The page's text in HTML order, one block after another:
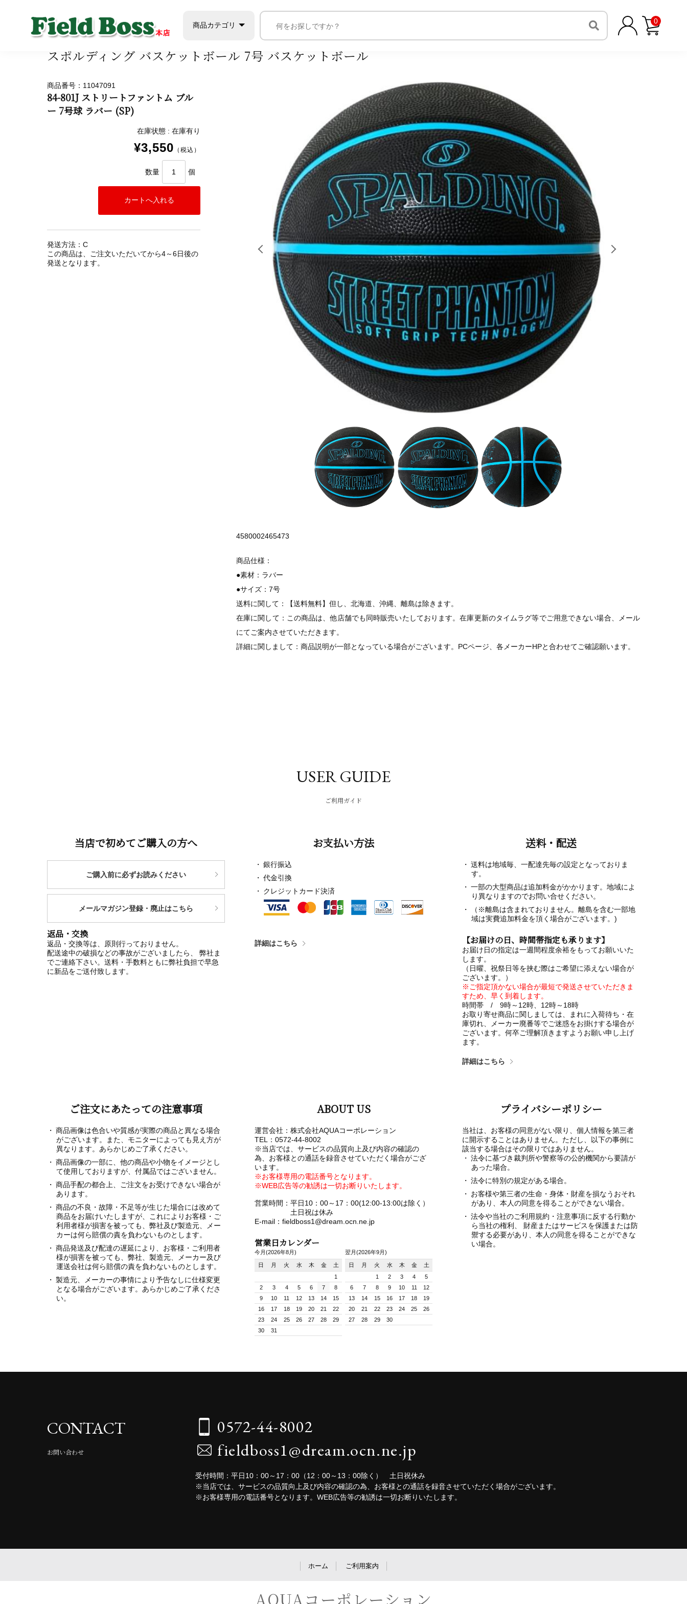
商品カテゴリ 0
バスケットボール ボール 7号 スポルディング バスケットボール 7号 バスケットボール
スポルディング バスケットボール 7号 バスケットボール
4580002465473
商品仕様：
●素材：ラバー
●サイズ：7号
送料に関して：【送料無料】但し、北海道、沖縄、離島は除きます。
在庫に関して：この商品は、他店舗でも同時販売いたしております。在庫更新のタイムラグ等でご用意できない場合、メール
にてご案内させていただきます。
詳細に関しまして：商品説明が一部となっている場合がございます。PCページ、各メーカーHPと合わせてご確認願います。
商品番号：11047091
84-801J ストリートファントム ブル
ー 7号球 ラバー (SP)
在庫状態 : 在庫有り
¥3,550 （税込）
数量 個
発送方法：C
この商品は、ご注文いただいてから4～6日後の
発送となります。
USER GUIDE
ご利用ガイド
当店で初めてご購入の方へ
ご購入前に必ずお読みください
メールマガジン登録・廃止はこちら
返品・交換
返品・交換等は、原則行っておりません。
配送途中の破損などの事故がございましたら、 弊社ま
でご連絡下さい。送料・手数料ともに弊社負担で早急
に新品をご送付致します。
お支払い方法
銀行振込
代金引換
クレジットカード決済
詳細はこちら
送料・配送
送料は地域毎、一配達先毎の設定となっておりま
す。
一部の大型商品は追加料金がかかります。地域によ
り異なりますのでお問い合せください。
（※離島は含まれておりません。離島を含む一部地
域は実費追加料金を頂く場合がございます。)
【お届けの日、時間帯指定も承ります】
お届け日の指定は一週間程度余裕をもってお願いいた
します。
（日曜、祝祭日等を挟む際はご希望に添えない場合が
ございます。）
※ご指定頂かない場合が最短で発送させていただきま
すため、早く到着します。
時間帯 / 9時～12時、12時～18時
お取り寄せ商品に関しましては、まれに入荷待ち・在
庫切れ、メーカー廃番等でご迷惑をお掛けする場合が
ございます。何卒ご理解頂きますようお願い申し上げ
ます。
詳細はこちら
ご注文にあたっての注意事項
商品画像は色合いや質感が実際の商品と異なる場合
がございます。また、モニターによっても見え方が
異なります。あらかじめご了承ください。
商品画像の一部に、他の商品や小物をイメージとし
て使用しておりますが、付属品ではございません。
商品手配の都合上、ご注文をお受けできない場合が
あります。
商品の不良・故障・不足等が生じた場合には改めて
商品をお届けいたしますが、これによりお客様・ご
利用者様が損害を被っても、弊社及び製造元、メー
カーは何ら賠償の責を負わないものとします。
商品発送及び配達の遅延により、お客様・ご利用者
様が損害を被っても、弊社、製造元、メーカー及び
運送会社は何ら賠償の責を負わないものとします。
製造元、メーカーの事情により予告なしに仕様変更
となる場合がございます。あらかじめご了承くださ
い。
ABOUT US
運営会社：株式会社AQUAコーポレーション
TEL：0572-44-8002
※当店では、サービスの品質向上及び内容の確認の
為、お客様との通話を録音させていただく場合がござ
います。
※お客様専用の電話番号となります。
※WEB広告等の勧誘は一切お断りいたします。
営業時間：平日10：00～17：00(12:00-13:00は除く）
土日祝は休み
E-mail：fieldboss1@dream.ocn.ne.jp
営業日カレンダー
今月(2026年8月)
日 月 火 水 木 金
土
1
2
3 4 5 6 7
8
9
10 11 12 13 14
15
16
17 18 19 20 21
22
23
24 25 26 27 28
29
30
31
翌月(2026年9月)
日 月 火 水 木 金
土
1
2 3 4
5
6
7 8 9 10 11
12
13
14 15 16 17 18
19
20
21 22 23 24 25
26
27
28 29 30
プライバシーポリシー
当社は、お客様の同意がない限り、個人情報を第三者
に開示することはありません。ただし、以下の事例に
該当する場合はその限りではありません。
法令に基づき裁判所や警察等の公的機関から要請が
あった場合。
法令に特別の規定がある場合。
お客様や第三者の生命・身体・財産を損なうおそれ
があり、本人の同意を得ることができない場合。
法令や当社のご利用規約・注意事項に反する行動か
ら当社の権利、 財産またはサービスを保護または防
禦する必要があり、本人の同意を得ることができな
い場合。
CONTACT
お問い合わせ
0572-44-8002
fieldboss1@dream.ocn.ne.jp
受付時間：平日10：00～17：00（12：00～13：00除く） 土日祝休み
※当店では、サービスの品質向上及び内容の確認の為、お客様との通話を録音させていただく場合がございます。
※お客様専用の電話番号となります。WEB広告等の勧誘は一切お断りいたします。
ホーム ご利用案内
AQUAコーポレーション